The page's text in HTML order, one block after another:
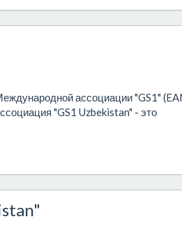
ассоциации "GS1"
"GS1 Uzbekistan" - это